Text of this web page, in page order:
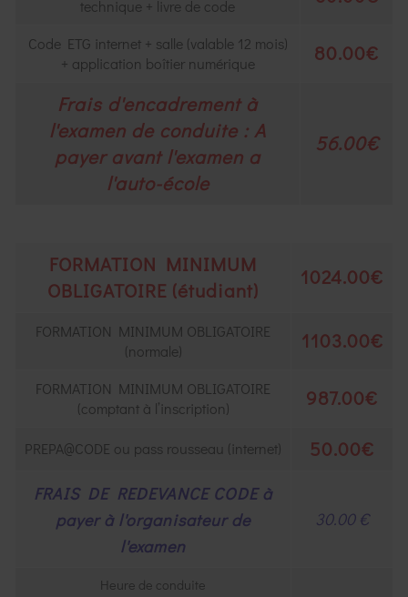
technique + livre de code
Code ETG internet + salle (valable 12 mois)
+ application boîtier numérique
80.00€
Frais d'encadrement à
l'examen de conduite : A
payer avant l'examen a
l'auto-école
56.00€
FORMATION MINIMUM
OBLIGATOIRE (étudiant)
1024.00€
FORMATION MINIMUM OBLIGATOIRE
(normale)
1103.00€
FORMATION MINIMUM OBLIGATOIRE
(comptant à l’inscription)
987.00€
PREPA@CODE ou pass rousseau (internet) 50.00€
FRAIS DE REDEVANCE CODE à
payer à l'organisateur de
l'examen
30.00 €
Heure de conduite